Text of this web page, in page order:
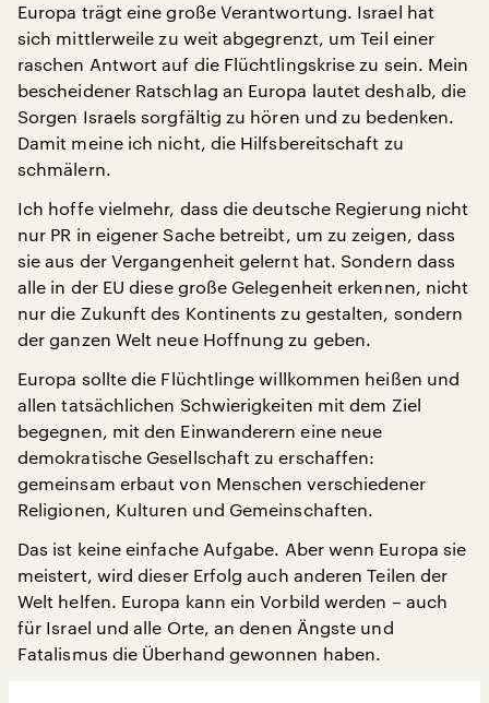
Europa trägt eine große Verantwortung. Israel hat
sich mittlerweile zu weit abgegrenzt, um Teil einer
raschen Antwort auf die Flüchtlingskrise zu sein. Mein
bescheidener Ratschlag an Europa lautet deshalb, die
Sorgen Israels sorgfältig zu hören und zu bedenken.
Damit meine ich nicht, die Hilfsbereitschaft zu
schmälern.
Ich hoffe vielmehr, dass die deutsche Regierung nicht
nur PR in eigener Sache betreibt, um zu zeigen, dass
sie aus der Vergangenheit gelernt hat. Sondern dass
alle in der EU diese große Gelegenheit erkennen, nicht
nur die Zukunft des Kontinents zu gestalten, sondern
der ganzen Welt neue Hoffnung zu geben.
Europa sollte die Flüchtlinge willkommen heißen und
allen tatsächlichen Schwierigkeiten mit dem Ziel
begegnen, mit den Einwanderern eine neue
demokratische Gesellschaft zu erschaffen:
gemeinsam erbaut von Menschen verschiedener
Religionen, Kulturen und Gemeinschaften.
Das ist keine einfache Aufgabe. Aber wenn Europa sie
meistert, wird dieser Erfolg auch anderen Teilen der
Welt helfen. Europa kann ein Vorbild werden – auch
für Israel und alle Orte, an denen Ängste und
Fatalismus die Überhand gewonnen haben.